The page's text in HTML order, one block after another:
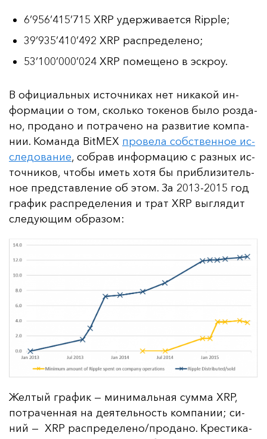
6’956’415’715 XRP удерживается Ripple;
39’935’410’492 XRP распределено;
53’100’000’024 XRP помещено в эскроу.
В офи­ци­аль­ных ис­точ­ни­ках нет ни­ка­кой ин­
фор­ма­ции о том, сколь­ко то­ке­нов бы­ло роз­да­
но, про­да­но и пот­ра­че­но на раз­ви­тие ком­па­
нии. Ко­ман­да BitMEX про­ве­ла собс­твен­ное ис­
сле­до­ва­ние, соб­рав ин­фор­ма­цию с раз­ных ис­
точ­ни­ков, что­бы иметь хо­тя бы приб­ли­зи­тель­
ное пред­став­ле­ние об этом. За 2013-2015 год
гра­фик рас­пре­де­ле­ния и трат XRP выг­ля­дит
сле­ду­ющим об­ра­зом:
Жел­тый гра­фик — ми­ни­маль­ная сум­ма XRP,
пот­ра­чен­ная на де­ятель­ность ком­па­нии; си­
ний — XRP рас­пре­де­ле­но/про­да­но. Крес­ти­ка­